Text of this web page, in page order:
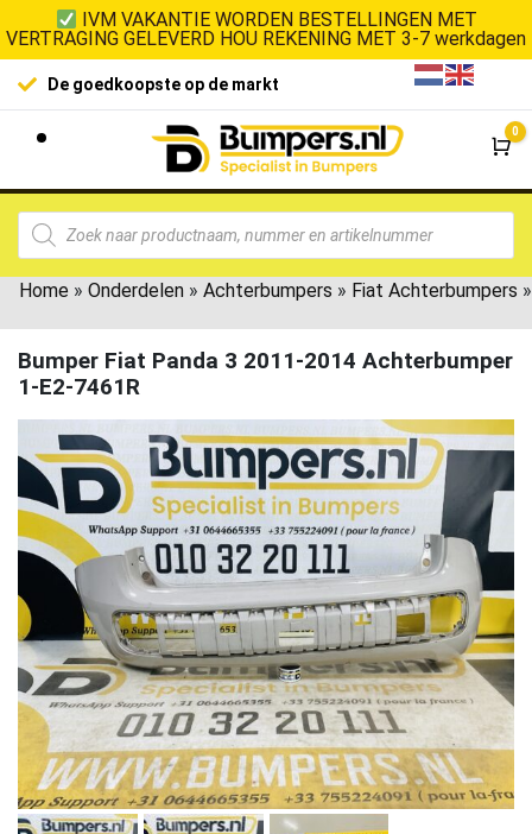
IVM VAKANTIE WORDEN BESTELLINGEN MET
VERTRAGING GELEVERD HOU REKENING MET 3-7 werkdagen
De goedkoopste op de markt
0
Home » Onderdelen » Achterbumpers » Fiat Achterbumpers »
Bumper Fiat Panda 3 2011-2014 Achterbumper
1-E2-7461R